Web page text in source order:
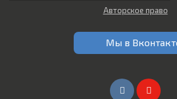
Авторское право
Мы в